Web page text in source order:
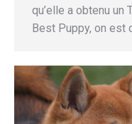
qu’elle a obtenu
Best Puppy, on est